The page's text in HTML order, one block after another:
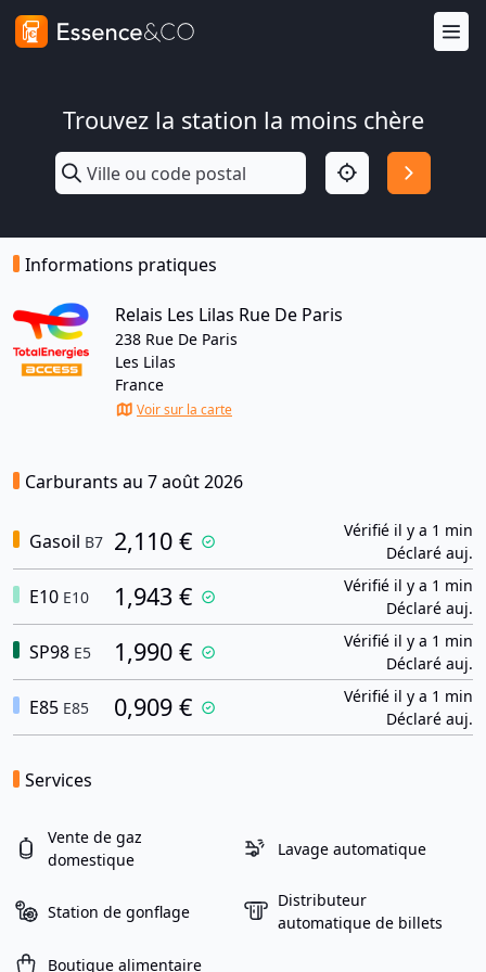
Trouvez la station la moins chère
Informations pratiques
Relais Les Lilas Rue De Paris
238 Rue De Paris
Les Lilas
France
Voir sur la carte
Carburants au 7 août 2026
Gasoil B7 2,110 €
Vérifié il y a 1 min
Déclaré auj.
E10 E10 1,943 €
Vérifié il y a 1 min
Déclaré auj.
SP98 E5 1,990 €
Vérifié il y a 1 min
Déclaré auj.
E85 E85 0,909 €
Vérifié il y a 1 min
Déclaré auj.
Services
Vente de gaz
domestique
Lavage automatique
Station de gonflage
Distributeur
automatique de billets
Boutique alimentaire